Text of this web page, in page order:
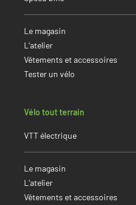
Le magasin
L’atelier
Vêtements et accessoires
Tester un vélo
Vélo tout terrain
VTT électrique
Le magasin
L’atelier
Vêtements et accessoires